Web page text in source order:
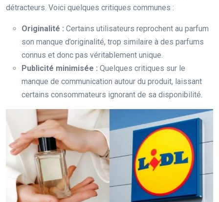
détracteurs. Voici quelques critiques communes :
Originalité : Certains utilisateurs reprochent au parfum
son manque d’originalité, trop similaire à des parfums
connus et donc pas véritablement unique.
Publicité minimisée : Quelques critiques sur le
manque de communication autour du produit, laissant
certains consommateurs ignorant de sa disponibilité.